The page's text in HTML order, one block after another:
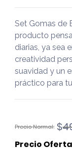
Set Gomas de
producto
diarias, ya sea
creatividad
suavidad y un
práctico para
$
El
El